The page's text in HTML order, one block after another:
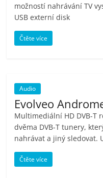
možností nahrávání TV
USB externí disk
Čtěte více
Audio
Evolveo
Multimediální HD DVB-T
dvěma DVB-T tunery,
nahrávat a jiný sledovat.
Čtěte více